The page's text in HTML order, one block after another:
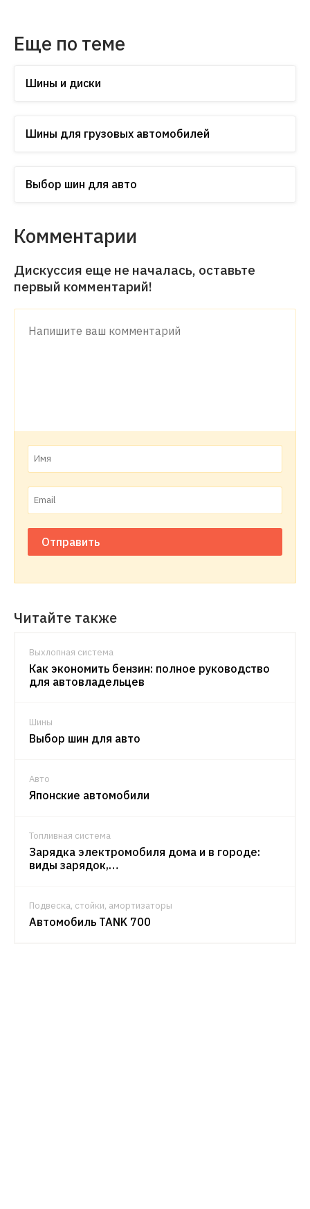
Еще по теме
Шины и диски
Шины для грузовых автомобилей
Выбор шин для авто
Комментарии
Дискуссия еще не началась, оставьте
первый комментарий!
Отправить
Читайте также
Выхлопная система
Как экономить бензин: полное руководство
для автовладельцев
Шины
Выбор шин для авто
Авто
Японские автомобили
Топливная система
Зарядка электромобиля дома и в городе:
виды зарядок,…
Подвеска, стойки, амортизаторы
Автомобиль TANK 700